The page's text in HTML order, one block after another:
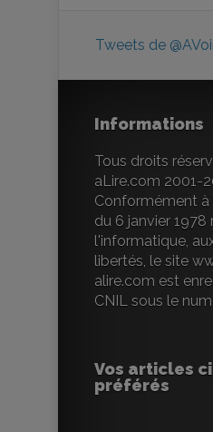
Tweets de
Informations
Tous droits
aLire.com 2001-
Conformément à
du 6 janvier 1978
l'informatique,
libertés, le site
alire.com est
CNIL sous le
Vos articles
préférés